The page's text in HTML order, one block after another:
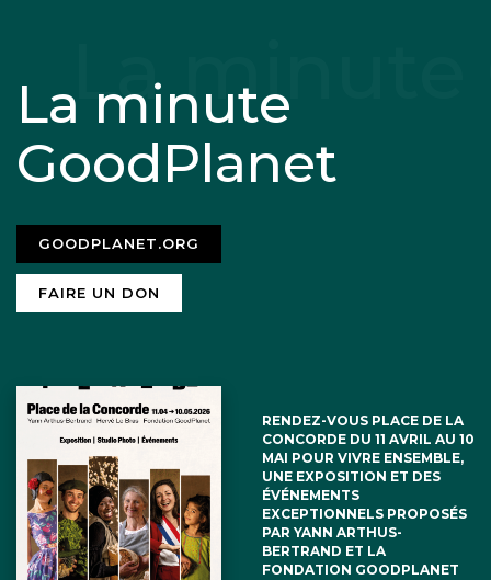
et là, ce ne sont pas les gj et leur
environnementaux qui vont nous y
La minute
GoodPlanet
GOODPLANET.ORG
FAIRE UN DON
RENDEZ-VOUS PLACE DE LA
CONCORDE DU 11 AVRIL AU 10
MAI POUR VIVRE ENSEMBLE,
UNE EXPOSITION ET DES
ÉVÉNEMENTS
EXCEPTIONNELS PROPOSÉS
PAR YANN ARTHUS-
BERTRAND ET LA
FONDATION GOODPLANET